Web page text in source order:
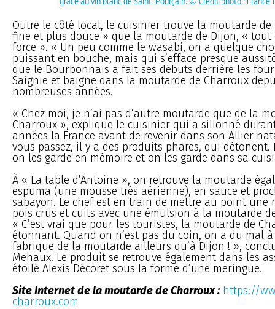
Outre le côté local, le cuisinier trouve la moutarde
fine et plus douce » que la moutarde de Dijon, «
force ». « Un peu comme le wasabi, on a quelque
puissant en bouche, mais qui s’efface presque
que le Bourbonnais a fait ses débuts derrière les
Saignie et baigne dans la moutarde de Charroux
nombreuses années.
« Chez moi, je n’ai pas d’autre moutarde que de la
Charroux », explique le cuisinier qui a sillonné
années la France avant de revenir dans son Allier
vous passez, il y a des produits phares, qui détonent.
on les garde en mémoire et on les garde dans sa
À « La table d’Antoine », on retrouve la moutarde
espuma (une mousse très aérienne), en sauce et
sabayon. Le chef est en train de mettre au point une
pois crus et cuits avec une émulsion à la moutarde
« C’est vrai que pour les touristes, la moutarde de
étonnant. Quand on n’est pas du coin, on a du mal à
fabrique de la moutarde ailleurs qu’à Dijon ! »,
Mehaux. Le produit se retrouve également dans les
étoilé Alexis Décoret sous la forme d’une meringue.
Site Internet de la moutarde de Charroux : https://
charroux.com